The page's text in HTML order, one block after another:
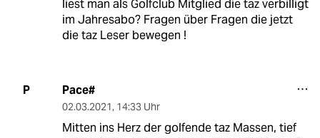
liest man als Golfclub Mitglied die taz verbilligt
im Jahresabo? Fragen über Fragen die jetzt
die taz Leser bewegen !
P Pace#
02.03.2021, 14:33 Uhr
Mitten ins Herz der golfende taz Massen, tief